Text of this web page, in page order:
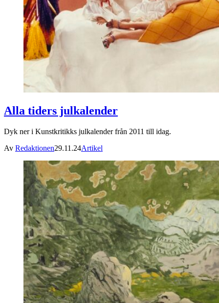
Alla tiders julkalender
Dyk ner i Kunstkritikks julkalender från 2011 till idag.
Av Redaktionen29.11.24Artikel